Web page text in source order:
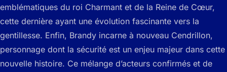
emblématiques du roi Charmant et de la Reine de Cœur,
cette dernière ayant une évolution fascinante vers la
gentillesse. Enfin, Brandy incarne à nouveau Cendrillon,
personnage dont la sécurité est un enjeu majeur dans cette
nouvelle histoire. Ce mélange d’acteurs confirmés et de